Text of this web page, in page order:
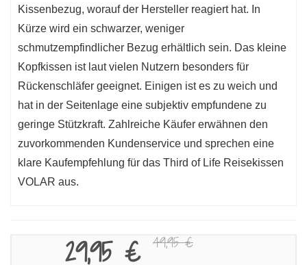
Kissenbezug, worauf der Hersteller reagiert hat. In
Kürze wird ein schwarzer, weniger
schmutzempfindlicher Bezug erhältlich sein. Das kleine
Kopfkissen ist laut vielen Nutzern besonders für
Rückenschläfer geeignet. Einigen ist es zu weich und
hat in der Seitenlage eine subjektiv empfundene zu
geringe Stützkraft. Zahlreiche Käufer erwähnen den
zuvorkommenden Kundenservice und sprechen eine
klare Kaufempfehlung für das Third of Life Reisekissen
VOLAR aus.
29,95 € 49,95 €